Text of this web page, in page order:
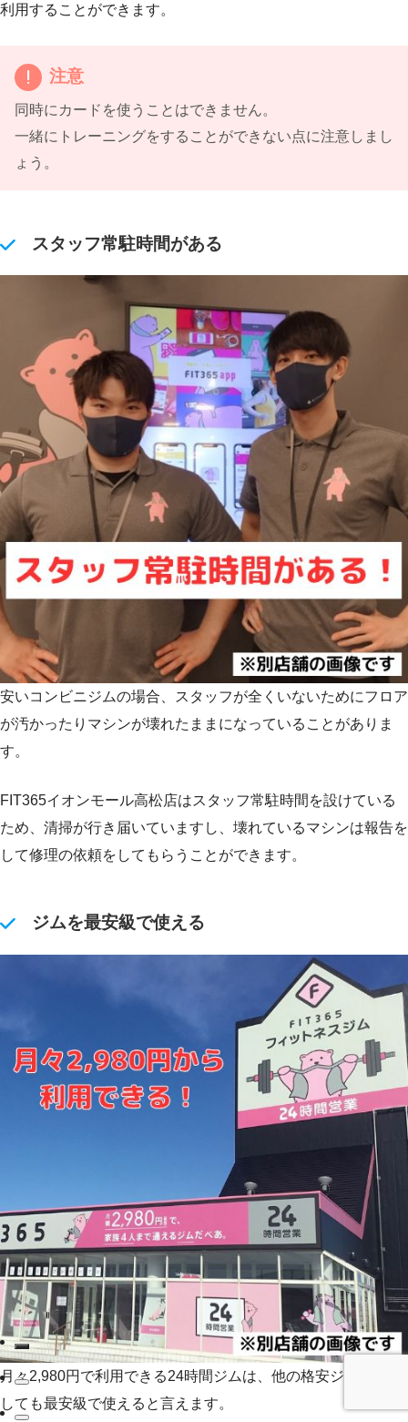
利用することができます。
注意
同時にカードを使うことはできません。
一緒にトレーニングをすることができない点に注意しまし
ょう。
スタッフ常駐時間がある
安いコンビニジムの場合、スタッフが全くいないためにフロア
が汚かったりマシンが壊れたままになっていることがありま
す。
FIT365イオンモール高松店はスタッフ常駐時間を設けている
ため、清掃が行き届いていますし、壊れているマシンは報告を
して修理の依頼をしてもらうことができます。
ジムを最安級で使える
月々2,980円で利用できる24時間ジムは、他の格安ジムと比較
しても最安級で使えると言えます。